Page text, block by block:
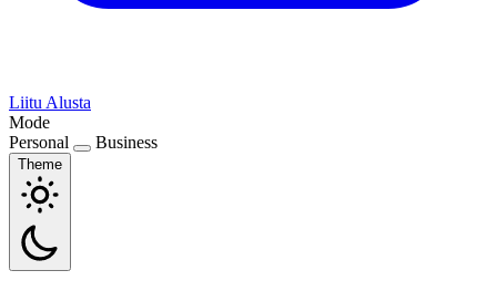
Liitu Alusta
Mode
Personal
Business
Theme